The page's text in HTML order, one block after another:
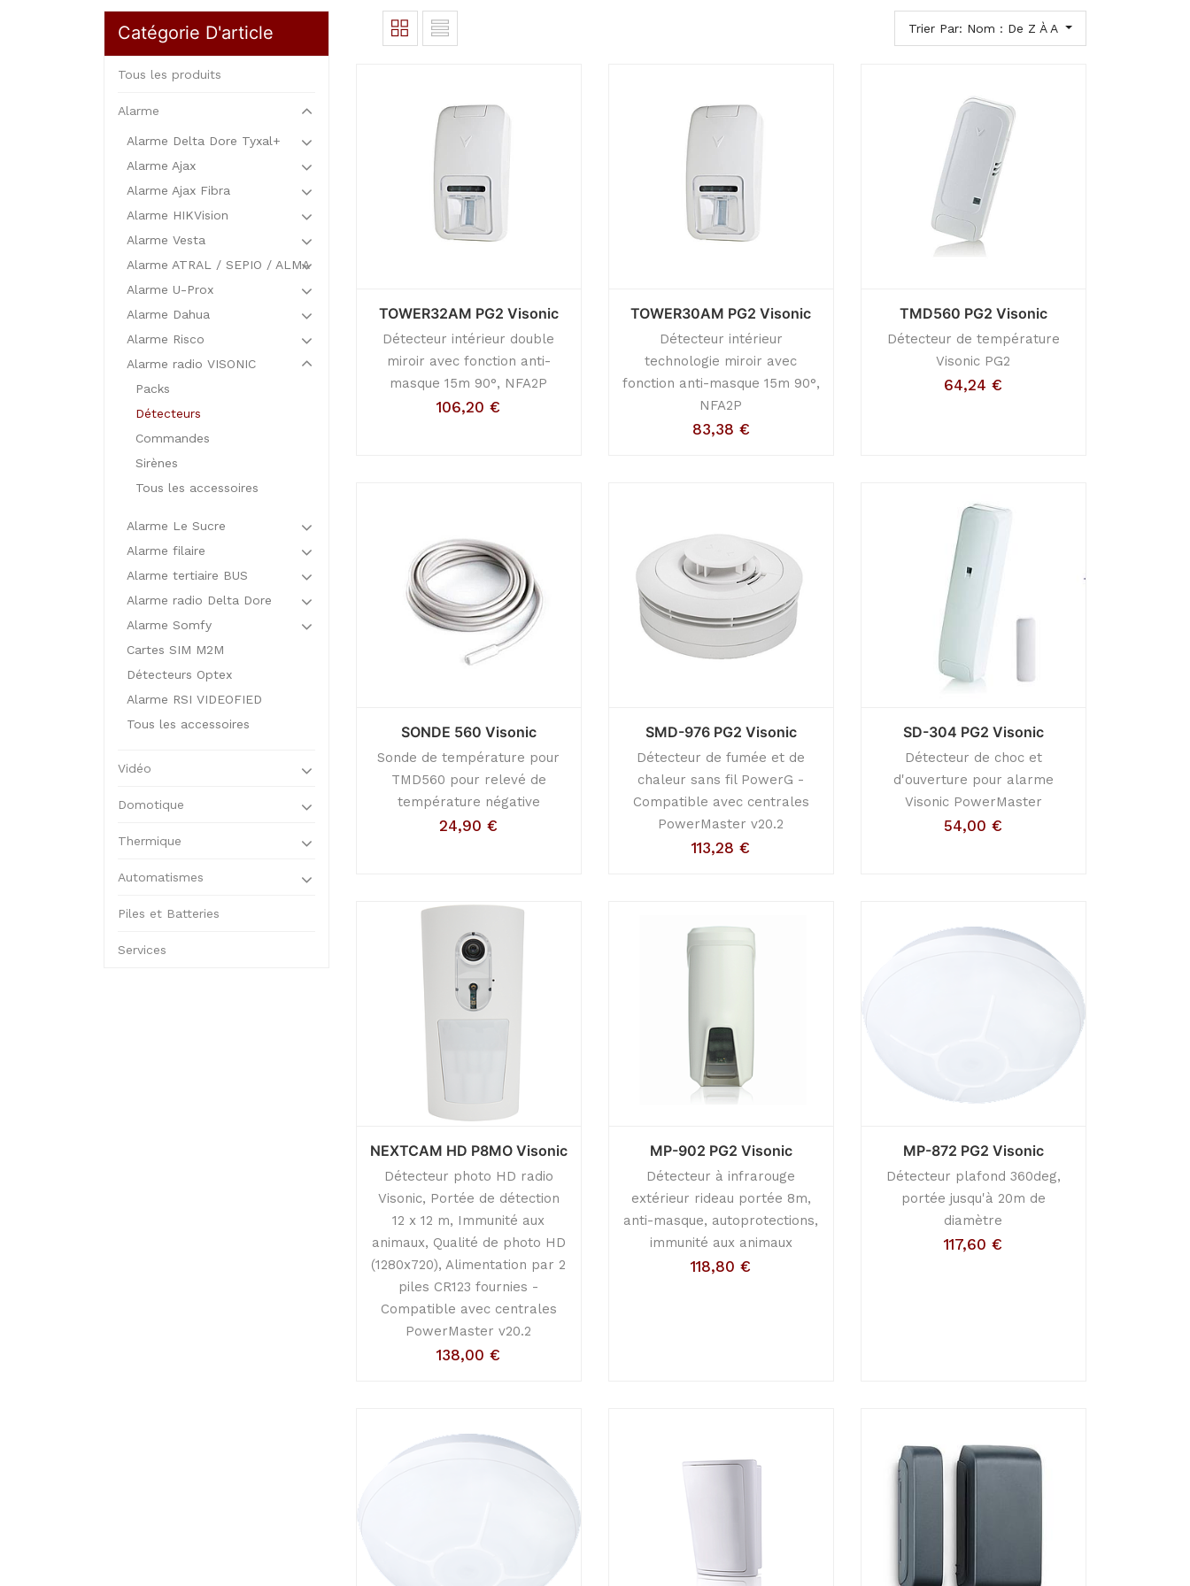
Catégorie D'article
Tous les produits
Alarme
Alarme Delta Dore Tyxal+
Alarme Ajax
Alarme Ajax Fibra
Alarme HIKVision
Alarme Vesta
Alarme ATRAL / SEPIO / ALMA
Alarme U-Prox
Alarme Dahua
Alarme Risco
Alarme radio VISONIC
Packs
Détecteurs
Commandes
Sirènes
Tous les accessoires
Alarme Le Sucre
Alarme filaire
Alarme tertiaire BUS
Alarme radio Delta Dore
Alarme Somfy
Cartes SIM M2M
Détecteurs Optex
Alarme RSI VIDEOFIED
Tous les accessoires
Vidéo
Domotique
Thermique
Automatismes
Piles et Batteries
Services
Trier Par: Nom : De Z À A
TOWER32AM PG2 Visonic
Détecteur intérieur double
miroir avec fonction anti-
masque 15m 90°, NFA2P
106,20 €
TOWER30AM PG2 Visonic
Détecteur intérieur
technologie miroir avec
fonction anti-masque 15m 90°,
NFA2P
83,38 €
TMD560 PG2 Visonic
Détecteur de température
Visonic PG2
64,24 €
SONDE 560 Visonic
Sonde de température pour
TMD560 pour relevé de
température négative
24,90 €
SMD-976 PG2 Visonic
Détecteur de fumée et de
chaleur sans fil PowerG -
Compatible avec centrales
PowerMaster v20.2
113,28 €
SD-304 PG2 Visonic
Détecteur de choc et
d'ouverture pour alarme
Visonic PowerMaster
54,00 €
NEXTCAM HD P8MO Visonic
Détecteur photo HD radio
Visonic, Portée de détection
12 x 12 m, Immunité aux
animaux, Qualité de photo HD
(1280x720), Alimentation par 2
piles CR123 fournies -
Compatible avec centrales
PowerMaster v20.2
138,00 €
MP-902 PG2 Visonic
Détecteur à infrarouge
extérieur rideau portée 8m,
anti-masque, autoprotections,
immunité aux animaux
118,80 €
MP-872 PG2 Visonic
Détecteur plafond 360deg,
portée jusqu'à 20m de
diamètre
117,60 €